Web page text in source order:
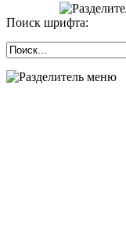
Поиск шрифта: